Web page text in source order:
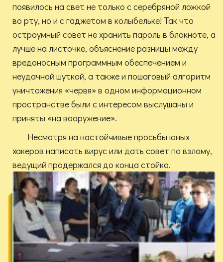
появилось на свет не только с серебряной ложкой
во рту, но и с гаджетом в колыбельке! Так что
остроумный совет не хранить пароль в блокноте, а
лучше на листочке, объяснение разницы между
вредоносным программным обеспечением и
неудачной шуткой, а также и пошаговый алгоритм
уничтожения «червя» в одном информационном
пространстве были с интересом выслушаны и
приняты «на вооружение».
Несмотря на настойчивые просьбы юных
хакеров написать вирус или дать совет по взлому,
ведущий продержался до конца стойко.